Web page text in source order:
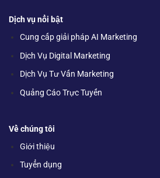
Dịch vụ nổi bật
Cung cấp giải pháp AI Marketing
Dịch Vụ Digital Marketing
Dịch Vụ Tư Vấn Marketing
Quảng Cáo Trực Tuyến
Về chúng tôi
Giới thiệu
Tuyển dụng